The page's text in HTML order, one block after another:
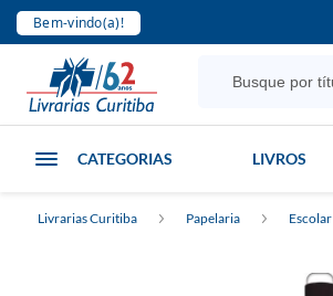
Bem-vindo(a)!
CATEGORIAS LIVROS
Livrarias Curitiba Papelaria Escolar